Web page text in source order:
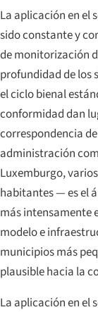
La aplicación en el
sido constante y
de monitorización
profundidad de los
el ciclo bienal
conformidad dan
correspondencia
administración
Luxemburgo,
habitantes — es el
más intensamente
modelo e
municipios más
plausible hacia la
La aplicación en el